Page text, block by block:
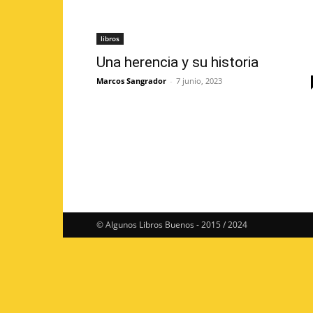
libros
Una herencia y su historia
Marcos Sangrador - 7 junio, 2023
© Algunos Libros Buenos - 2015 / 2024